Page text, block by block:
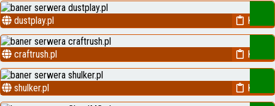
dustplay.pl Kopiuj
craftrush.pl Kopiuj
shulker.pl Kopiuj